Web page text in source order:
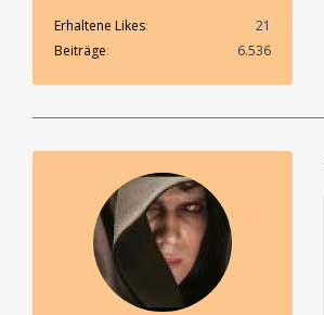
Erhaltene Likes
21
Beiträge
6.536